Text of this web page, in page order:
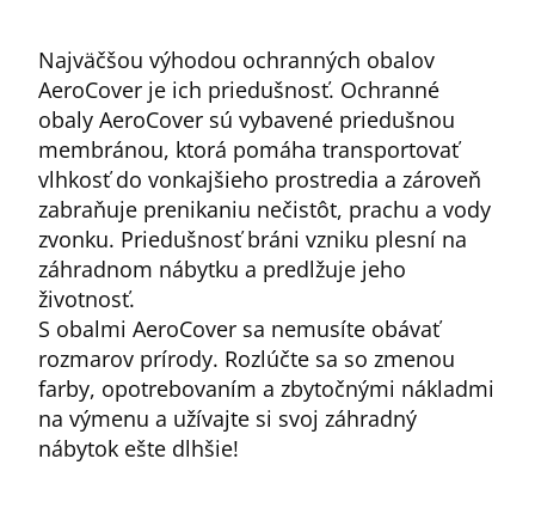
Najväčšou výhodou ochranných obalov
AeroCover je ich priedušnosť. Ochranné
obaly AeroCover sú vybavené priedušnou
membránou, ktorá pomáha transportovať
vlhkosť do vonkajšieho prostredia a zároveň
zabraňuje prenikaniu nečistôt, prachu a vody
zvonku. Priedušnosť bráni vzniku plesní na
záhradnom nábytku a predlžuje jeho
životnosť.
S obalmi AeroCover sa nemusíte obávať
rozmarov prírody. Rozlúčte sa so zmenou
farby, opotrebovaním a zbytočnými nákladmi
na výmenu a užívajte si svoj záhradný
nábytok ešte dlhšie!